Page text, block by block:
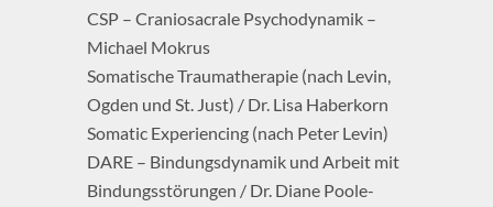
CSP – Craniosacrale Psychodynamik –
Michael Mokrus
Somatische Traumatherapie (nach Levin,
Ogden und St. Just) / Dr. Lisa Haberkorn
Somatic Experiencing (nach Peter Levin)
DARE – Bindungsdynamik und Arbeit mit
Bindungsstörungen / Dr. Diane Poole-